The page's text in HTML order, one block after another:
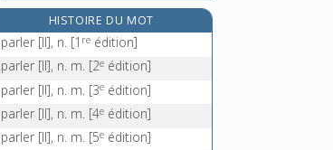
parlotte, n. f.
parme, adj. inv.
parmesan, n. m.
parmi, prép.
HISTOIRE DU MOT
parler [II], n. [1 re édition]
parler [II], n. m. [2e édition]
parler [II], n. m. [3e édition]
parler [II], n. m. [4e édition]
parler [II], n. m. [5e édition]